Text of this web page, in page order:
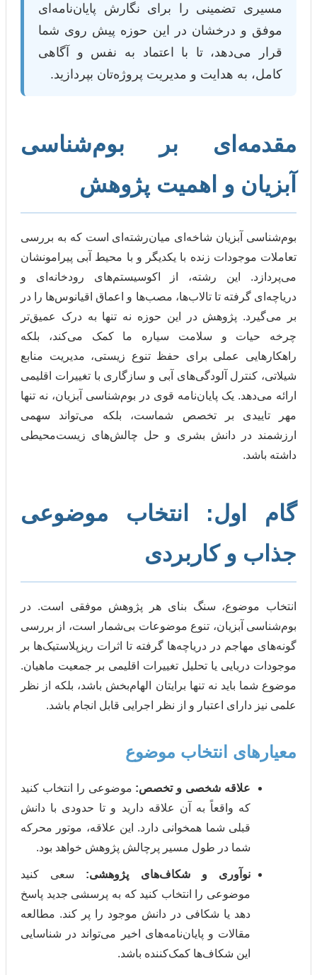
تضمینی را برای نگارش پایان‌نامه‌ای
درخشان در این حوزه پیش روی شما
تا با اعتماد به نفس و آگاهی
هدایت و مدیریت پروژه‌تان بپردازید.
بر بوم‌شناسی
و اهمیت پژوهش
آبزیان شاخه‌ای میان‌رشته‌ای است که به بررسی
زنده با یکدیگر و با محیط آبی پیرامونشان
این رشته، از اکوسیستم‌های رودخانه‌ای و
تا تالاب‌ها، مصب‌ها و اعماق اقیانوس‌ها را در
پژوهش در این حوزه نه تنها به درک عمیق‌تر
و سلامت سیاره ما کمک می‌کند، بلکه
عملی برای حفظ تنوع زیستی، مدیریت منابع
آلودگی‌های آبی و سازگاری با تغییرات اقلیمی
یک پایان‌نامه قوی در بوم‌شناسی آبزیان، نه تنها
بر تخصص شماست، بلکه می‌تواند سهمی
در دانش بشری و حل چالش‌های زیست‌محیطی
انتخاب موضوعی
و کاربردی
سنگ بنای هر پژوهش موفقی است. در
آبزیان، تنوع موضوعات بی‌شمار است، از بررسی
در دریاچه‌ها گرفته تا اثرات ریزپلاستیک‌ها بر
یا تحلیل تغییرات اقلیمی بر جمعیت ماهیان.
نه تنها برایتان الهام‌بخش باشد، بلکه از نظر
اعتبار و از نظر اجرایی قابل انجام باشد.
انتخاب موضوع
علاقه شخصی و تخصص:موضوعی را انتخاب کنید
که واقعاً به آن علاقه دارید و تا حدودی با دانش
قبلی شما همخوانی دارد. این علاقه، موتور محرکه
شما در طول مسیر پرچالش پژوهش خواهد بود.
نوآوری و شکاف‌های پژوهشی:سعی کنید
موضوعی را انتخاب کنید که به پرسشی جدید پاسخ
دهد یا شکافی در دانش موجود را پر کند. مطالعه
مقالات و پایان‌نامه‌های اخیر می‌تواند در شناسایی
این شکاف‌ها کمک‌کننده باشد.